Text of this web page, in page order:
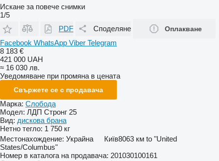
Искане за повече снимки
1/5
PDF
Споделяне Оплакване
Facebook WhatsApp Viber Telegram
8 183 €
421 000 UAH
≈ 16 030 лв.
Уведомяване при промяна в цената
Свържете се с продавача
Марка: Слобода
Модел: ЛДП Стронг 25
Вид: дискова брана
Нетно тегло: 1 750 кг
Местонахождение: Украйна Київ8063 км to "United
States/Columbus"
Номер в каталога на продавача: 201030100161